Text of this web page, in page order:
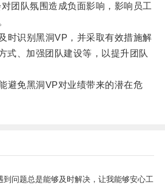
队氛围造成负面影响，影响员工
识别黑洞VP，并采取有效措施解
式、加强团队建设等，以提升团队
免黑洞VP对业绩带来的潜在危
到问题总是能够及时解决，让我能够安心工